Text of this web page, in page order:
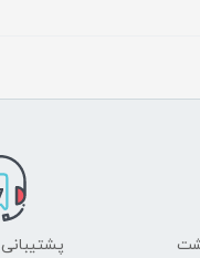
پشتیبانی ۲۴ ساعته